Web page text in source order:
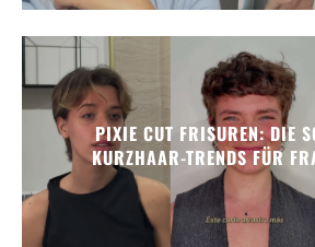
PIXIE CUT FRISUREN: DIE
KURZHAAR-TRENDS FÜR